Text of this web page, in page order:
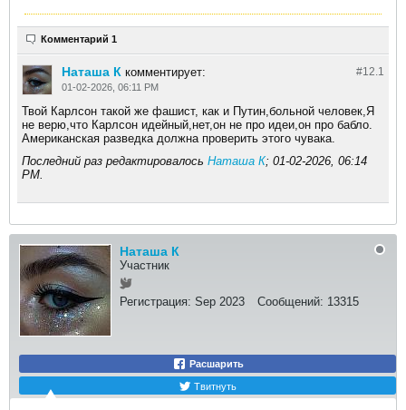
Комментарий 1
#12.1
Наташа К комментирует:
01-02-2026, 06:11 PM
Твой Карлсон такой же фашист, как и Путин,больной человек,Я
не верю,что Карлсон идейный,нет,он не про идеи,он про бабло.
Американская разведка должна проверить этого чувака.
Последний раз редактировалось Наташа К; 01-02-2026, 06:14
PM.
Наташа К
Участник
Регистрация: Sep 2023 Сообщений: 13315
Расшарить
Твитнуть